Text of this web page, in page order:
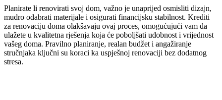
Planirate li renovirati svoj dom, važno je unaprijed osmisliti dizajn,
mudro odabrati materijale i osigurati financijsku stabilnost. Krediti
za renovaciju doma olakšavaju ovaj proces, omogućujući vam da
ulažete u kvalitetna rješenja koja će poboljšati udobnost i vrijednost
vašeg doma. Pravilno planiranje, realan budžet i angažiranje
stručnjaka ključni su koraci ka uspješnoj renovaciji bez dodatnog
stresa.